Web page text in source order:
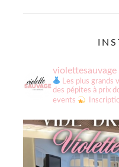
violettesauvage
Les plus grands
des pépites à prix
events